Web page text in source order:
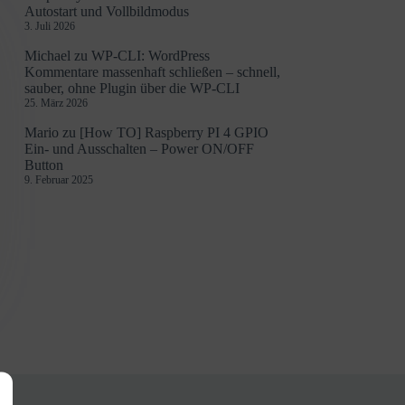
Autostart und Vollbildmodus
3. Juli 2026
Michael zuWP-CLI: WordPress
Kommentare massenhaft schließen – schnell,
sauber, ohne Plugin über die WP-CLI
25. März 2026
Mario zu [How TO] Raspberry PI 4 GPIO
Ein- und Ausschalten – Power ON/OFF
Button
9. Februar 2025